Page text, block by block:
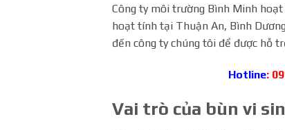
Công ty môi trường Bình Minh
hoạt tính tại Thuận An, Bình
đến công ty chúng tôi để được hỗ
Hotline:
Vai trò của bùn vi